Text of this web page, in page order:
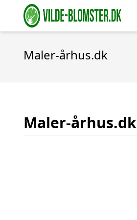
Maler-århus.dk
Maler-århus.dk